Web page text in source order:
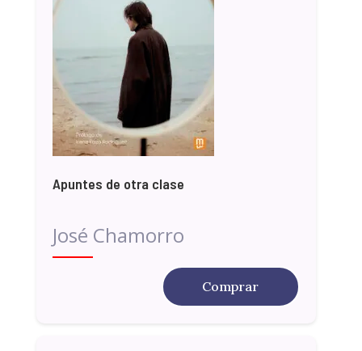
Apuntes de otra clase
José Chamorro
Comprar